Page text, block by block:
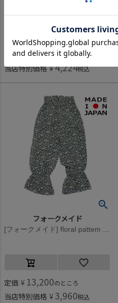
定価 ¥ 14,080 のところ
当店特別価格 ¥4,224税込
フォークメイド
[フォークメイド] floral pattem ドロワーパンツ フローラルブラック
定価 ¥ 13,200のところ
当店特別価格 ¥ 3,960税込